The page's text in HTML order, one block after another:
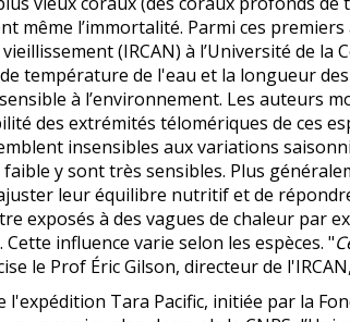
même l’immortalité. Parmi ces premiers
(IRCAN) à l’Université de
température de l'eau et la longueur
à l’environnement. Les auteurs
des extrémités télomériques de ces
insensibles aux variations
faible y sont très sensibles. Plus
leur équilibre nutritif et de
exposés à des vagues de chaleur par
Cette influence varie selon les espèces. "
le Prof Éric Gilson, directeur de
l'expédition Tara Pacific, initiée par la